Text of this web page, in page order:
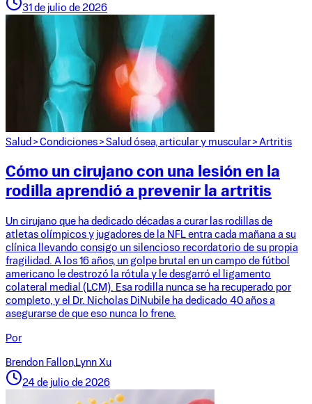
31 de julio de 2026
Salud > Condiciones > Salud ósea, articular y muscular > Artritis
Cómo un cirujano con una lesión en la
rodilla aprendió a prevenir la artritis
Un cirujano que ha dedicado décadas a curar las rodillas de
atletas olímpicos y jugadores de la NFL entra cada mañana a su
clínica llevando consigo un silencioso recordatorio de su propia
fragilidad. A los 16 años, un golpe brutal en un campo de fútbol
americano le destrozó la rótula y le desgarró el ligamento
colateral medial (LCM). Esa rodilla nunca se ha recuperado por
completo, y el Dr. Nicholas DiNubile ha dedicado 40 años a
asegurarse de que eso nunca lo frene.
Por
Brendon Fallon,Lynn Xu
24 de julio de 2026